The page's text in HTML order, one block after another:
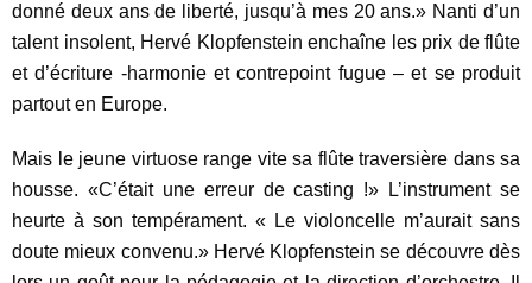
donné deux ans de liberté, jusqu’à mes 20 ans.» Nanti d’un
talent insolent, Hervé Klopfenstein enchaîne les prix de flûte
et d’écriture -harmonie et contrepoint fugue – et se produit
partout en Europe.
Mais le jeune virtuose range vite sa flûte traversière dans sa
housse. «C’était une erreur de casting !» L’instrument se
heurte à son tempérament. « Le violoncelle m’aurait sans
doute mieux convenu.» Hervé Klopfenstein se découvre dès